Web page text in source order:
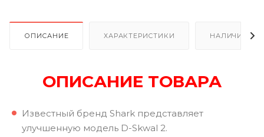
ОПИСАНИЕ ХАРАКТЕРИСТИКИ НАЛИЧИЕ В
ОПИСАНИЕ ТОВАРА
Известный бренд Shark представляет
улучшенную модель D-Skwal 2.